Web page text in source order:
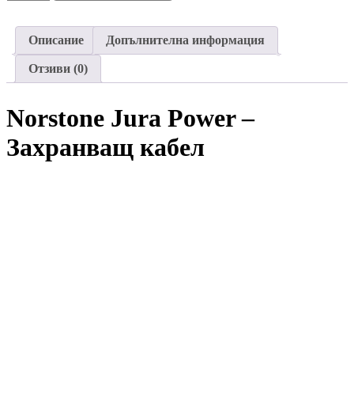
Описание Допълнителна информация
Отзиви (0)
Norstone Jura Power –
Захранващ кабел